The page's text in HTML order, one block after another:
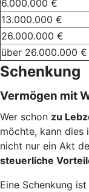
6.000.000 €
13.000.000 €
26.000.000 €
über 26.000.000 €
Schenkung
Vermögen mit
Wer schon zu
möchte, kann dies
nicht nur ein Akt
steuerliche
Eine Schenkung ist